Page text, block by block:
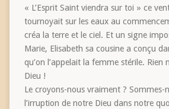
« L’Esprit Saint viendra sur toi » ce
tournoyait sur les eaux au
créa la terre et le ciel. Et un signe
Marie, Elisabeth sa cousine a conçu
qu’on l’appelait la femme stérile. Rien
Dieu !
Le croyons-nous vraiment ? Sommes-
l’irruption de notre Dieu dans notre